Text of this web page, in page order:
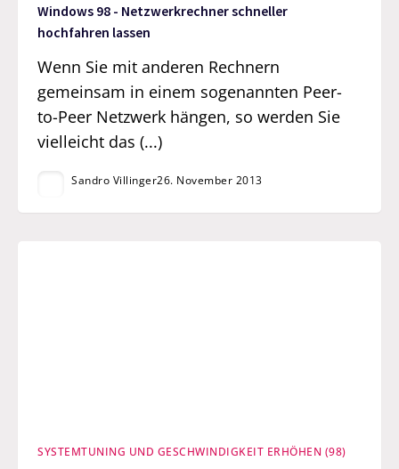
Windows 98 - Netzwerkrechner schneller
hochfahren lassen
Wenn Sie mit anderen Rechnern
gemeinsam in einem sogenannten Peer-
to-Peer Netzwerk hängen, so werden Sie
vielleicht das (...)
Sandro Villinger26. November 2013
SYSTEMTUNING UND GESCHWINDIGKEIT ERHÖHEN (98)